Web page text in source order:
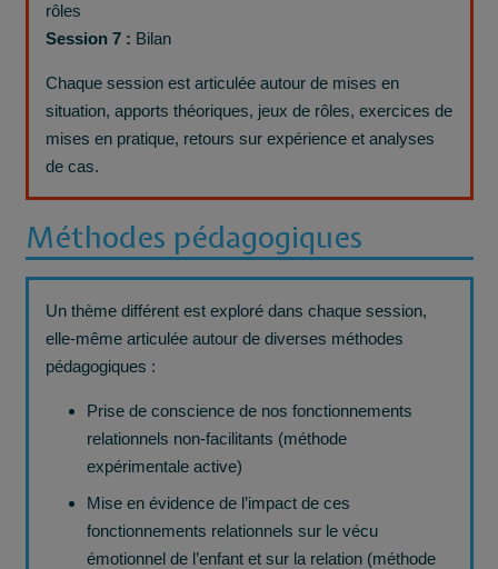
rôles
Session 7 : Bilan
Chaque session est articulée autour de mises en
situation, apports théoriques, jeux de rôles, exercices de
mises en pratique, retours sur expérience et analyses
de cas.
Méthodes pédagogiques
Un thème différent est exploré dans chaque session,
elle-même articulée autour de diverses méthodes
pédagogiques :
Prise de conscience de nos fonctionnements
relationnels non-facilitants (méthode
expérimentale active)
Mise en évidence de l’impact de ces
fonctionnements relationnels sur le vécu
émotionnel de l’enfant et sur la relation (méthode